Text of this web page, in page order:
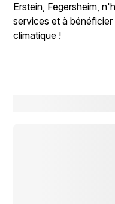
Erstein, Fegersheim,
services et à
climatique !